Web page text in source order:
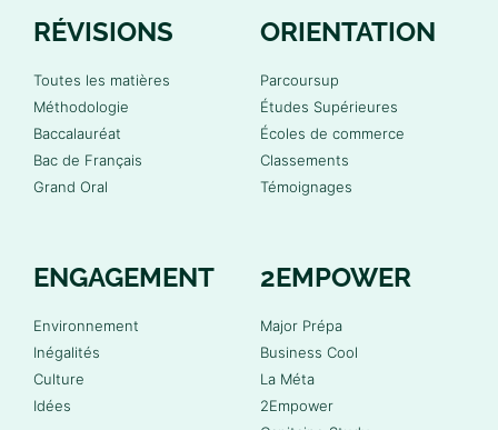
RÉVISIONS
Toutes les matières
Méthodologie
Baccalauréat
Bac de Français
Grand Oral
ORIENTATION
Parcoursup
Études Supérieures
Écoles de commerce
Classements
Témoignages
ENGAGEMENT
Environnement
Inégalités
Culture
Idées
2EMPOWER
Major Prépa
Business Cool
La Méta
2Empower